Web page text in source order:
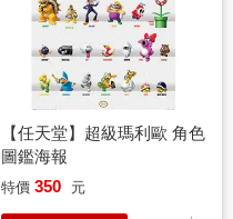
【任天堂】超級瑪利歐 角色
圖鑑海報
特價 350 元